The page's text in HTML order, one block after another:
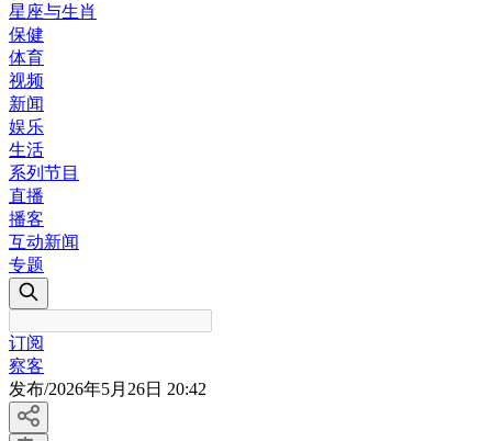
星座与生肖
保健
体育
视频
新闻
娱乐
生活
系列节目
直播
播客
互动新闻
专题
订阅
察客
发布/2026年5月26日 20:42